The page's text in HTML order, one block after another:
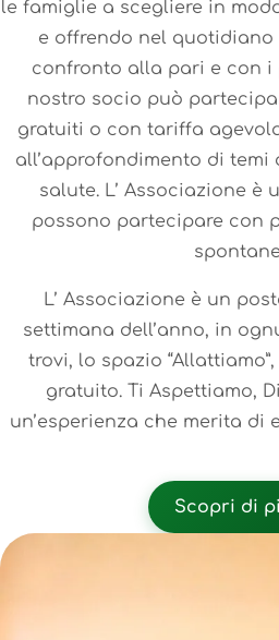
le famiglie a scegliere in
e offrendo nel
confronto alla pari e con i
nostro socio può
gratuiti o con tariffa
all’approfondimento di temi
salute. L’ Associazione è
possono partecipare con
L’ Associazione è un
settimana dell’anno, in
trovi, lo spazio
gratuito. Ti Aspettiamo,
un’esperienza che merita di
Scopri di